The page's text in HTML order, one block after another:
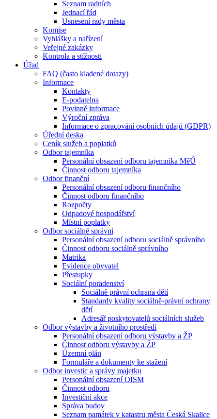
Seznam radních
Jednací řád
Usnesení rady města
Komise
Vyhlášky a nařízení
Veřejné zakázky
Kontrola a stížnosti
Úřad
FAQ (často kladené dotazy)
Informace
Kontakty
E-podatelna
Povinné informace
Výroční zpráva
Informace o zpracování osobních údajů (GDPR)
Úřední deska
Ceník služeb a poplatků
Odbor tajemníka
Personální obsazení odboru tajemníka MěÚ
Činnost odboru tajemníka
Odbor finanční
Personální obsazení odboru finančního
Činnost odboru finančního
Rozpočty
Odpadové hospodářství
Místní poplatky
Odbor sociálně správní
Personální obsazení odboru sociálně správního
Činnost odboru sociálně správního
Matrika
Evidence obyvatel
Přestupky
Sociální poradenství
Sociálně právní ochrana dětí
Standardy kvality sociálně-právní ochrany
dětí
Adresář poskytovatelů sociálních služeb
Odbor výstavby a životního prostředí
Personální obsazení odboru výstavby a ŽP
Činnost odboru výstavby a ŽP
Územní plán
Formuláře a dokumenty ke stažení
Odbor investic a správy majetku
Personální obsazení OISM
Činnost odboru
Investiční akce
Správa budov
Seznam památek v katastru města Česká Skalice